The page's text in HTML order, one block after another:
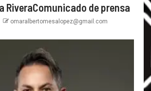
RiveraComunicado de prensa
omaralbertomesalopez@gmail.com